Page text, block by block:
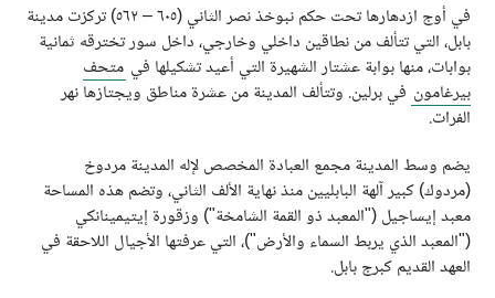
في أوج ازدهارها تحت حكم نبوخذ نصر الثاني (٦٠٥ – ٥٦٢) تركزت مدينة
بابل، التي تتألف من نطاقين داخلي وخارجي، داخل سور تخترقه ثمانية
بوابات، منها بوابة عشتار الشهيرة التي أعيد تشكيلها في متحف
بيرغامون في برلين. وتتألف المدينة من عشرة مناطق ويجتازها نهر
الفرات.
يضم وسط المدينة مجمع العبادة المخصص لإله المدينة مردوخ
(مردوك) كبير آلهة البابليين منذ نهاية الألف الثاني، وتضم هذه المساحة
معبد إيساجيل ("المعبد ذو القمة الشامخة") وزقورة إيتيمينانكي
("المعبد الذي يربط السماء والأرض")، التي عرفتها الأجيال اللاحقة في
العهد القديم كبرج بابل.